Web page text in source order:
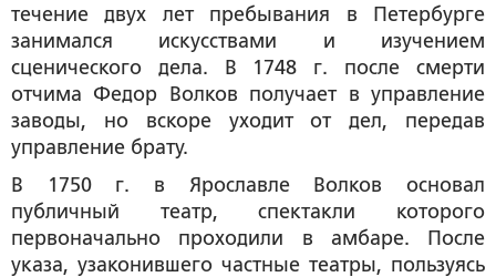
течение двух лет пребывания в Петербурге
занимался искусствами и изучением
сценического дела. В 1748 г. после смерти
отчима Федор Волков получает в управление
заводы, но вскоре уходит от дел, передав
управление брату.
В 1750 г. в Ярославле Волков основал
публичный театр, спектакли которого
первоначально проходили в амбаре. После
указа, узаконившего частные театры, пользуясь